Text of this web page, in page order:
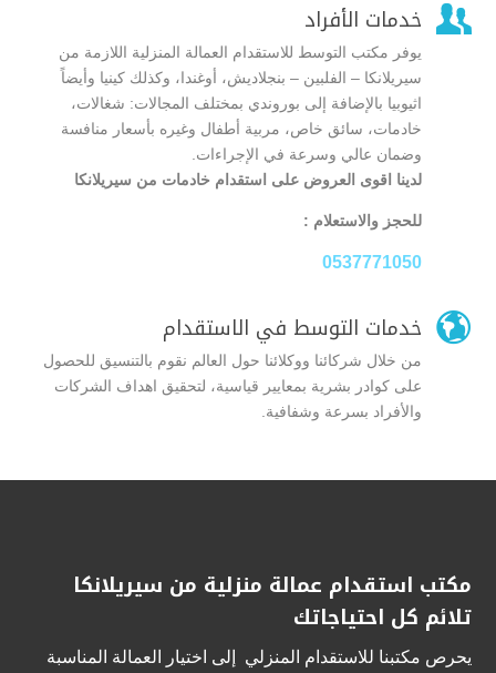
 خدمات الأفراد
يوفر مكتب التوسط للاستقدام العمالة المنزلية اللازمة من
سيريلانكا – الفلبين – بنجلاديش، أوغندا، وكذلك كينيا وأيضاً
اثيوبيا بالإضافة إلى بوروندي بمختلف المجالات: شغالات،
خادمات، سائق خاص، مربية أطفال وغيره بأسعار منافسة
وضمان عالي وسرعة في الإجراءات.
لدينا اقوى العروض على استقدام خادمات من سيريلانكا
للحجز والاستعلام :
0537771050
 خدمات التوسط في الاستقدام
من خلال شركائنا ووكلائنا حول العالم نقوم بالتنسيق للحصول
على كوادر بشرية بمعايير قياسية، لتحقيق اهداف الشركات
والأفراد بسرعة وشفافية.
مكتب استقدام عمالة منزلية من سيريلانكا
تلائم كل احتياجاتك
يحرص مكتبنا للاستقدام المنزلي إلى اختيار العمالة المناسبة